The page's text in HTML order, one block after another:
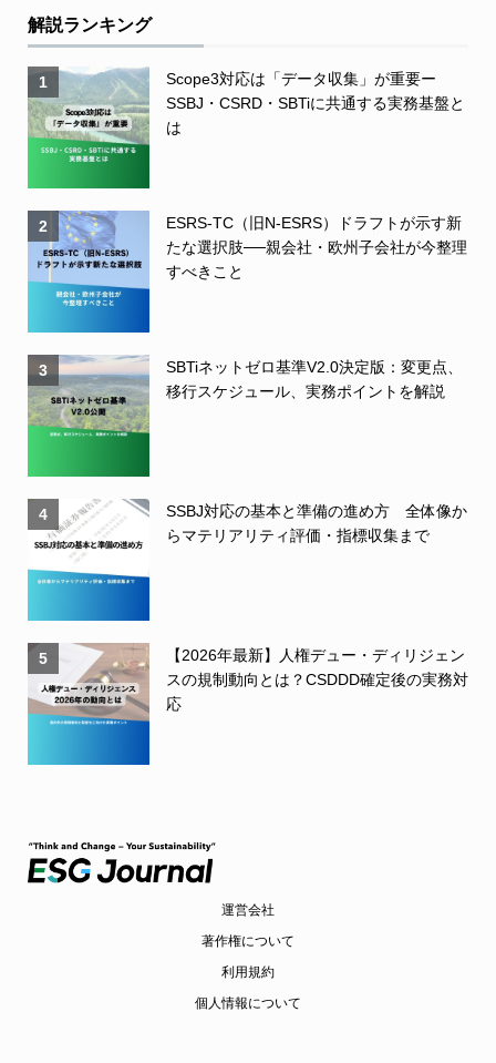
解説ランキング
1
Scope3対応は「データ収集」が重要ー
SSBJ・CSRD・SBTiに共通する実務基盤と
は
2
ESRS-TC（旧N-ESRS）ドラフトが示す新
たな選択肢──親会社・欧州子会社が今整理
すべきこと
3
SBTiネットゼロ基準V2.0決定版：変更点、
移行スケジュール、実務ポイントを解説
4
SSBJ対応の基本と準備の進め方 全体像か
らマテリアリティ評価・指標収集まで
5
【2026年最新】人権デュー・ディリジェン
スの規制動向とは？CSDDD確定後の実務対
応
運営会社
著作権について
利用規約
個人情報について